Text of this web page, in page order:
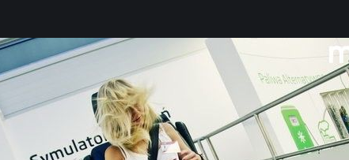
POLITYKA PRYWATNOŚCI REKLAMA KONTAKT